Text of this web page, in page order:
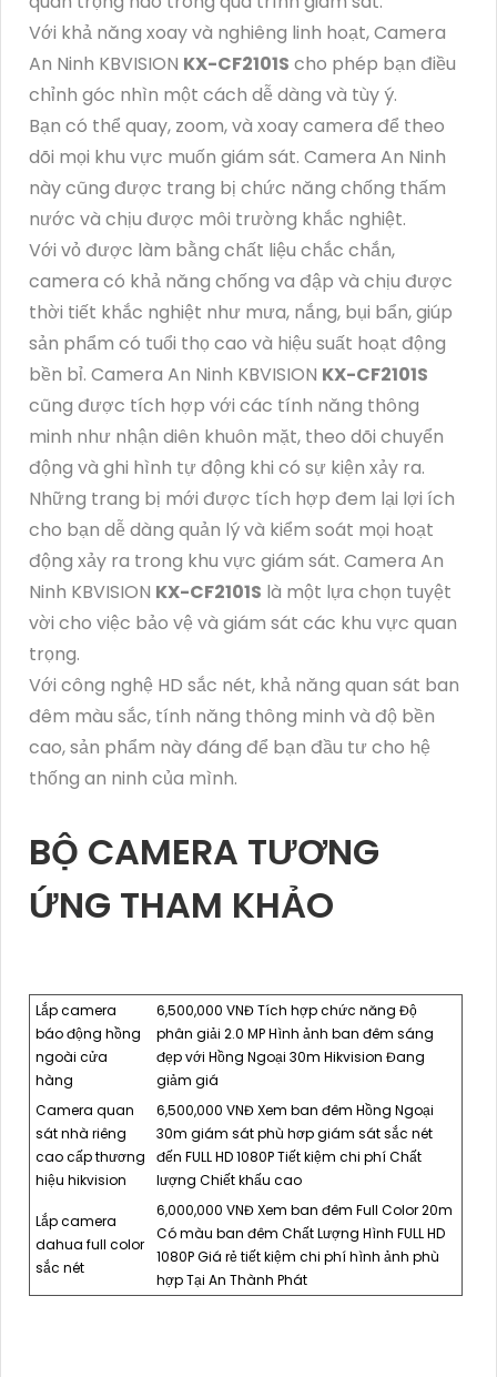
Với khả năng xoay và nghiêng linh hoạt, Camera
An Ninh KBVISION KX-CF2101S cho phép bạn điều
chỉnh góc nhìn một cách dễ dàng và tùy ý.
Bạn có thể quay, zoom, và xoay camera để theo
dõi mọi khu vực muốn giám sát. Camera An Ninh
này cũng được trang bị chức năng chống thấm
nước và chịu được môi trường khắc nghiệt.
Với vỏ được làm bằng chất liệu chắc chắn,
camera có khả năng chống va đập và chịu được
thời tiết khắc nghiệt như mưa, nắng, bụi bẩn, giúp
sản phẩm có tuổi thọ cao và hiệu suất hoạt động
bền bỉ. Camera An Ninh KBVISION KX-CF2101S
cũng được tích hợp với các tính năng thông
minh như nhận diên khuôn mặt, theo dõi chuyển
động và ghi hình tự động khi có sự kiện xảy ra.
Những trang bị mới được tích hợp đem lại lợi ích
cho bạn dễ dàng quản lý và kiểm soát mọi hoạt
động xảy ra trong khu vực giám sát. Camera An
Ninh KBVISION KX-CF2101S là một lựa chọn tuyệt
vời cho việc bảo vệ và giám sát các khu vực quan
trọng.
Với công nghệ HD sắc nét, khả năng quan sát ban
đêm màu sắc, tính năng thông minh và độ bền
cao, sản phẩm này đáng để bạn đầu tư cho hệ
thống an ninh của mình.
BỘ CAMERA TƯƠNG
ỨNG THAM KHẢO
Lắp camera
báo động hồng
ngoài cửa
hàng
6,500,000 VNĐ Tích hợp chức năng Độ
phân giải 2.0 MP Hình ảnh ban đêm sáng
đẹp với Hồng Ngoại 30m Hikvision Đang
giảm giá
Camera quan
sát nhà riêng
cao cấp thương
hiệu hikvision
6,500,000 VNĐ Xem ban đêm Hồng Ngoại
30m giám sát phù hơp giám sát sắc nét
đến FULL HD 1080P Tiết kiệm chi phí Chất
lượng Chiết khấu cao
Lắp camera
dahua full color
sắc nét
6,000,000 VNĐ Xem ban đêm Full Color 20m
Có màu ban đêm Chất Lượng Hình FULL HD
1080P Giá rẻ tiết kiệm chi phí hình ảnh phù
hợp Tại An Thành Phát